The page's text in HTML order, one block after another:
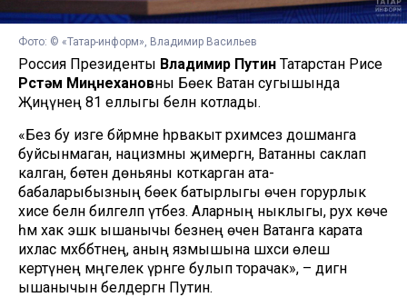
Фото: © «Татар-информ», Владимир Васильев
Россия Президенты Владимир Путин Татарстан Рәисе
Рөстәм Миңнехановны Бөек Ватан сугышында
Җиңүнең 81 еллыгы белән котлады.
«Без бу изге бәйрәмне һәрвакыт рәхимсез дошманга
буйсынмаган, нацизмны җимергән, Ватанны саклап
калган, бөтен дөньяны коткарган ата-
бабаларыбызның бөек батырлыгы өчен горурлык
хисе белән билгеләп үтәбез. Аларның ныклыгы, рух көче
һәм хак эшкә ышанычы безнең өчен Ватанга карата
ихлас мәхәббәтнең, аның язмышына шәхси өлеш
кертүнең мәңгелек үрнәге булып торачак», – дигән
ышанычын белдергән Путин.